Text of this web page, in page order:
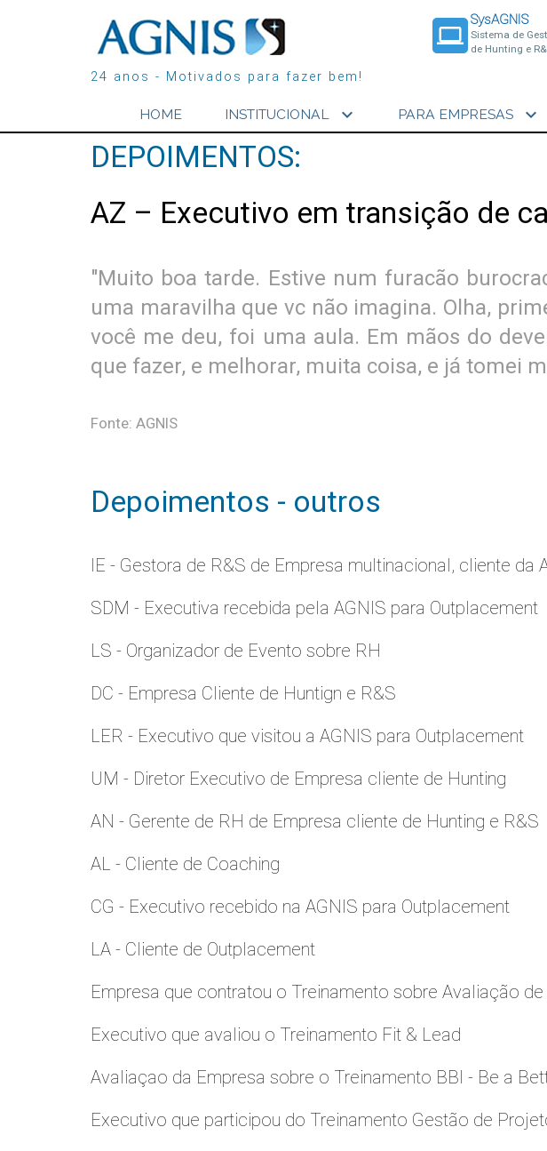
24 anos - Motivados para fazer bem!
laptop
SysAGNIS
Sistema de
de Hunting e
HOME INSTITUCIONAL expand_more PARA EMPRESAS expand_more
DEPOIMENTOS:
AZ – Executivo em transição de
"Muito boa tarde. Estive num furacão
uma maravilha que vc não imagina. Olha,
você me deu, foi uma aula. Em mãos do
que fazer, e melhorar, muita coisa, e já tomei
Fonte: AGNIS
Depoimentos - outros
IE - Gestora de R&S de Empresa multinacional, cliente da
SDM - Executiva recebida pela AGNIS para Outplacement
LS - Organizador de Evento sobre RH
DC - Empresa Cliente de Huntign e R&S
LER - Executivo que visitou a AGNIS para Outplacement
UM - Diretor Executivo de Empresa cliente de Hunting
AN - Gerente de RH de Empresa cliente de Hunting e R&S
AL - Cliente de Coaching
CG - Executivo recebido na AGNIS para Outplacement
LA - Cliente de Outplacement
Empresa que contratou o Treinamento sobre Avaliação
Executivo que avaliou o Treinamento Fit & Lead
Avaliaçao da Empresa sobre o Treinamento BBI - Be a
Executivo que participou do Treinamento Gestão de